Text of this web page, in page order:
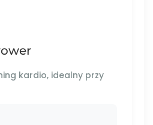
kardio, idealny przy